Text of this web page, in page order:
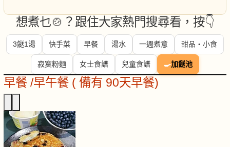
想煮乜🍲？跟住大家熱門搜尋看，按👇
3餸1湯 快手菜 早餐 湯水 一週煮意 甜品・小食
寂寞粉麵 女士食譜 兒童食譜 🍳加餸池
早餐 /早午餐 ( 備有 90天早餐)